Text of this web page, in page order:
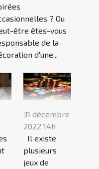
? Ou
être êtes-vous
de la
d'une...
31 décembre
2022 14h
Il existe
plusieurs
jeux de